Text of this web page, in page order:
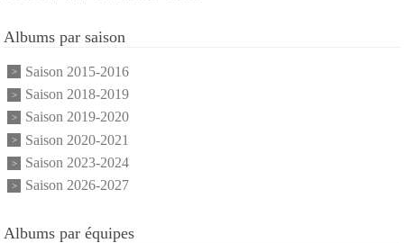
Albums par saison
Saison 2015-2016
Saison 2018-2019
Saison 2019-2020
Saison 2020-2021
Saison 2023-2024
Saison 2026-2027
Albums par équipes